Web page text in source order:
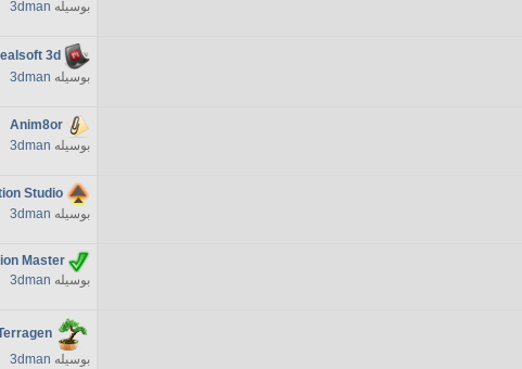
بوسیله 3dman
3d
بوسیله 3dman
Anim8or
بوسیله 3dman
Studio
بوسیله 3dman
Master
بوسیله 3dman
بوسیله 3dman